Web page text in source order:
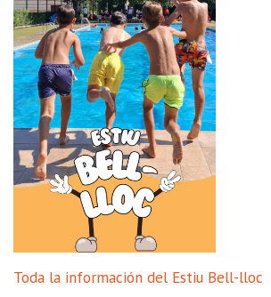
Toda la información del Estiu Bell-lloc